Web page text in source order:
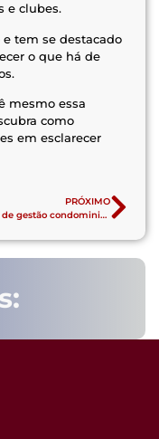
e clubes.
tem se destacado
o que há de
mesmo essa
como
em esclarecer
PRÓXIMO
Auditoria de gestão condominial – a verificação das obrigações contábeis